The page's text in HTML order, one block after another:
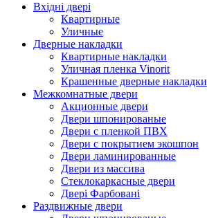
Вхідні двері
Квартирные
Уличные
Дверные накладки
Квартирные накладки
Уличная пленка Vinorit
Крашенные дверные накладки
Межкомнатные двери
Акционные двери
Двери шпонированые
Двери с пленкой ПВХ
Двери с покрытием экошпон
Двери ламинированные
Двери из массива
Стеклокаркасные двери
Двері Фарбовані
Раздвижные двери